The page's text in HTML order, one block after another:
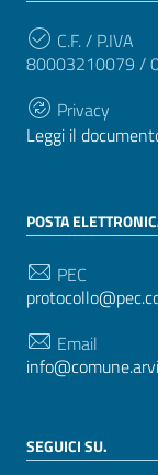
C.F. / P.IVA
80003210079 /
Privacy
Leggi il
POSTA
PEC
Email
SEGUICI SU.